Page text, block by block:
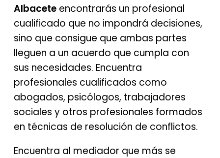
Albacete encontrarás un profesional
cualificado que no impondrá decisiones,
sino que consigue que ambas partes
lleguen a un acuerdo que cumpla con
sus necesidades. Encuentra
profesionales cualificados como
abogados, psicólogos, trabajadores
sociales y otros profesionales formados
en técnicas de resolución de conflictos.
Encuentra al mediador que más se